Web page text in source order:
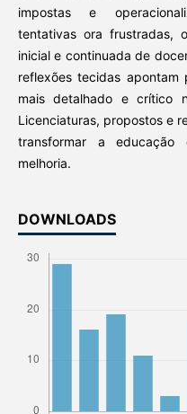
impostas e
tentativas ora frustradas,
inicial e continuada de
reflexões tecidas
mais detalhado e crítico
Licenciaturas, propostos e
transformar a
melhoria.
DOWNLOADS